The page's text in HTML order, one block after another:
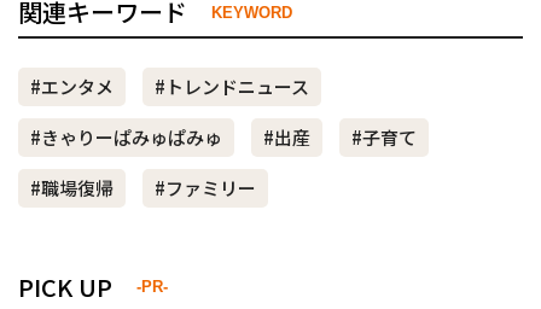
関連キーワード KEYWORD
#エンタメ
#トレンドニュース
#きゃりーぱみゅぱみゅ
#出産
#子育て
#職場復帰
#ファミリー
PICK UP -PR-